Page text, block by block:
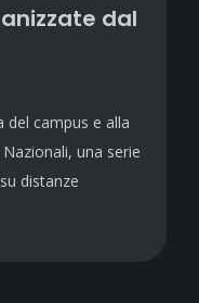
dal
del campus e alla
una serie
distanze